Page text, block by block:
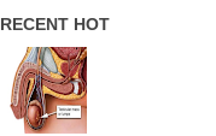
RECENT HOT